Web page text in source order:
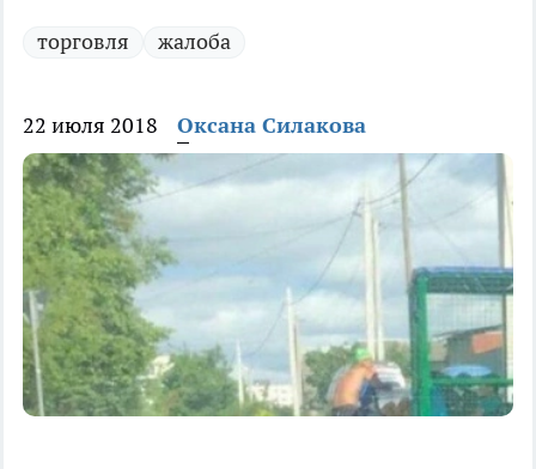
торговля жалоба
22 июля 2018 Оксана Силакова